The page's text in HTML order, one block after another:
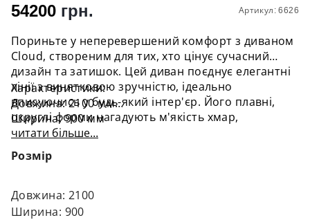
Артикул: 6626
54200 грн.
Пориньте у неперевершений комфорт з диваном
Cloud, створеним для тих, хто цінує сучасний
дизайн та затишок. Цей диван поєднує елегантні
лінії з винятковою зручністю, ідеально
вписуючись у будь-який інтер'єр. Його плавні,
округлі форми нагадують м'якість хмар,
створюючи враження, що ви сидите на
повітряній подушці.
Характеристики:
Довжина: 2100 мм
Ширина: 900 мм
Висота: 850 мм
Вес: 60 кг
читати більше...
Розмір
Довжина: 2100
Ширина: 900